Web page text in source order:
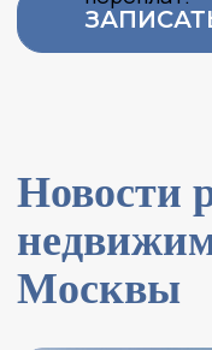
Контакты: